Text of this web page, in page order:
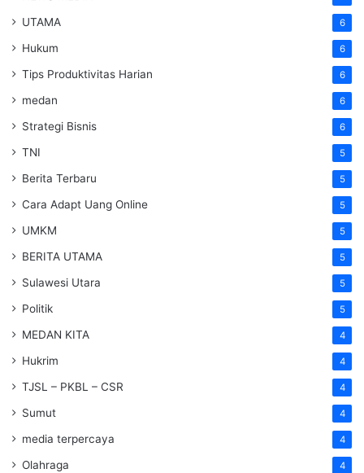
UTAMA 6
Hukum 6
Tips Produktivitas Harian 6
medan 6
Strategi Bisnis 6
TNI 5
Berita Terbaru 5
Cara Adapt Uang Online 5
UMKM 5
BERITA UTAMA 5
Sulawesi Utara 5
Politik 5
MEDAN KITA 4
Hukrim 4
TJSL – PKBL – CSR 4
Sumut 4
media terpercaya 4
Olahraga 4